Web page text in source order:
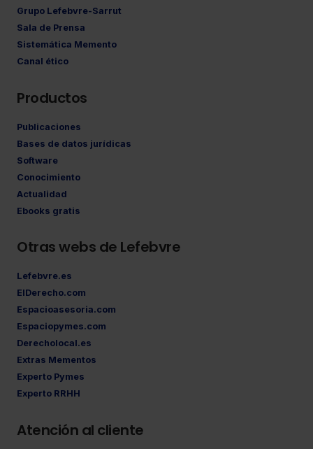
Grupo Lefebvre-Sarrut
Sala de Prensa
Sistemática Memento
Canal ético
Productos
Publicaciones
Bases de datos jurídicas
Software
Conocimiento
Actualidad
Ebooks gratis
Otras webs de Lefebvre
Lefebvre.es
ElDerecho.com
Espacioasesoria.com
Espaciopymes.com
Derecholocal.es
Extras Mementos
Experto Pymes
Experto RRHH
Atención al cliente